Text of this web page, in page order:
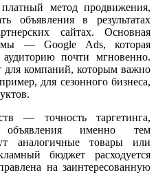
метод продвижения,
объявления в результатах
сайтах. Основная
— Google Ads, которая
почти мгновенно.
для компаний, которым важно
для сезонного бизнеса,
— точность таргетинга,
объявления именно тем
аналогичные товары или
бюджет расходуется
на заинтересованную